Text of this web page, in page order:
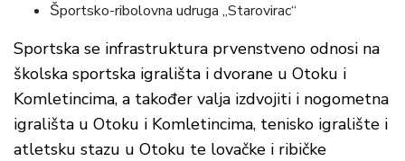
Športsko-ribolovna udruga „Starovirac“
Sportska se infrastruktura prvenstveno odnosi na
školska sportska igrališta i dvorane u Otoku i
Komletincima, a također valja izdvojiti i nogometna
igrališta u Otoku i Komletincima, tenisko igralište i
atletsku stazu u Otoku te lovačke i ribičke